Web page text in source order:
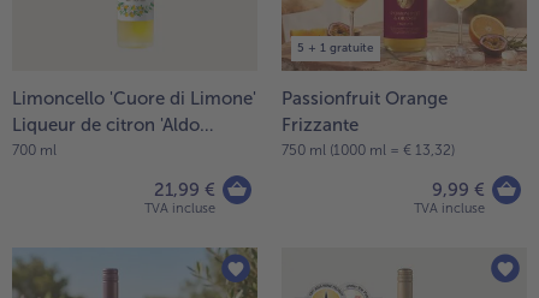
Limoncello 'Cuore di Limone'
Liqueur de citron 'Aldo
Bottega'
700 ml
21,99 €
TVA incluse
5 + 1 gratuite
Passionfruit Orange
Frizzante
750 ml (1000 ml = € 13,32)
9,99 €
TVA incluse